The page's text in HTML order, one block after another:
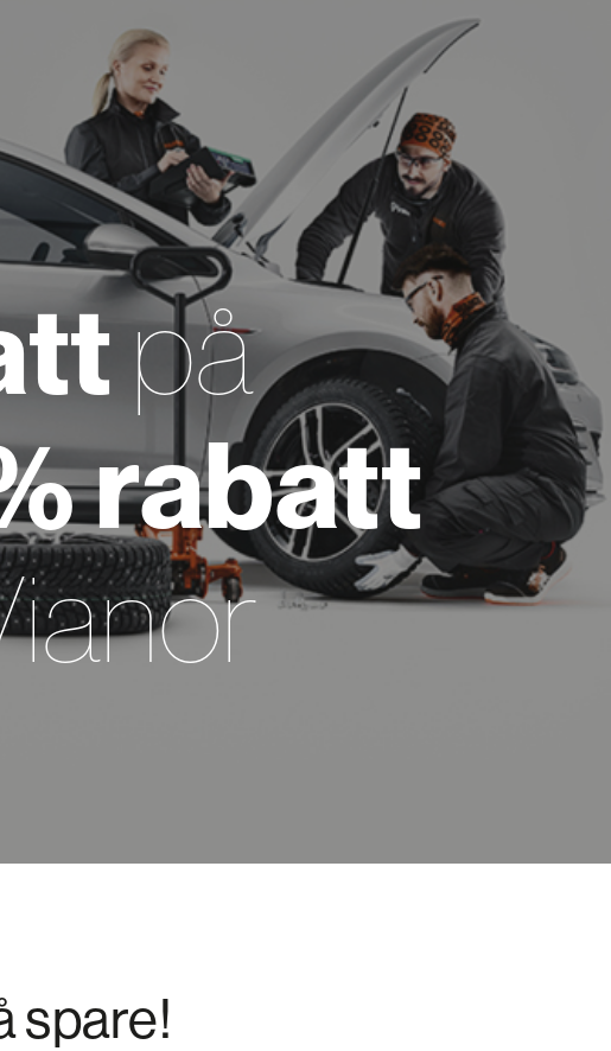
på
rabatt
spare!